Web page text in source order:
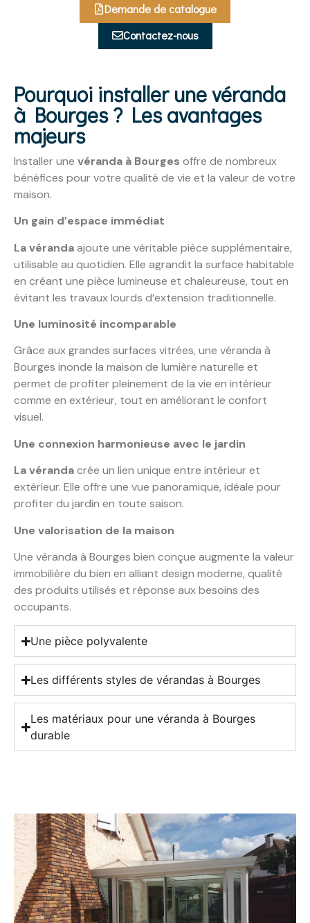
Demande de catalogue
Contactez-nous
Pourquoi installer une véranda
à Bourges ? Les avantages
majeurs
Installer une véranda à Bourges offre de nombreux
bénéfices pour votre qualité de vie et la valeur de votre
maison.
Un gain d’espace immédiat
La vérandaajoute une véritable pièce supplémentaire,
utilisable au quotidien. Elle agrandit la surface habitable
en créant une pièce lumineuse et chaleureuse, tout en
évitant les travaux lourds d’extension traditionnelle.
Une luminosité incomparable
Grâce aux grandes surfaces vitrées, une véranda à
Bourges inonde la maison de lumière naturelle et
permet de profiter pleinement de la vie en intérieur
comme en extérieur, tout en améliorant le confort
visuel.
Une connexion harmonieuse avec le jardin
La vérandacrée un lien unique entre intérieur et
extérieur. Elle offre une vue panoramique, idéale pour
profiter du jardin en toute saison.
Une valorisation de la maison
Une véranda à Bourges bien conçue augmente la valeur
immobilière du bien en alliant design moderne, qualité
des produits utilisés et réponse aux besoins des
occupants.
Une pièce polyvalente
Les différents styles de vérandas à Bourges
Les matériaux pour une véranda à Bourges
durable